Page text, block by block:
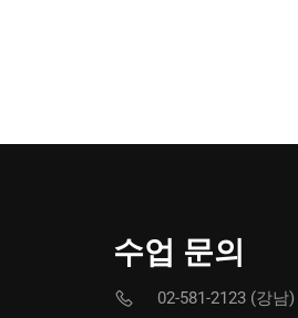
수업 문의
02-581-2123 (강남)